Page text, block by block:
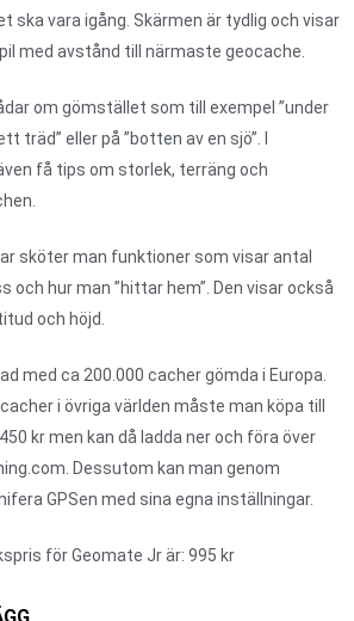
ska vara igång. Skärmen är tydlig och visar
med avstånd till närmaste geocache.
om gömstället som till exempel ”under
träd” eller på ”botten av en sjö”. I
få tips om storlek, terräng och
sköter man funktioner som visar antal
och hur man ”hittar hem”. Den visar också
och höjd.
med ca 200.000 cacher gömda i Europa.
i övriga världen måste man köpa till
kr men kan då ladda ner och föra över
Dessutom kan man genom
GPSen med sina egna inställningar.
för Geomate Jr är: 995 kr